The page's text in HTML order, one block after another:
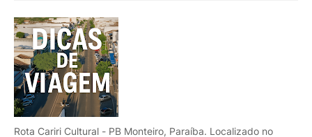
Rota Cariri Cultural - PB Monteiro, Paraíba. Localizado no